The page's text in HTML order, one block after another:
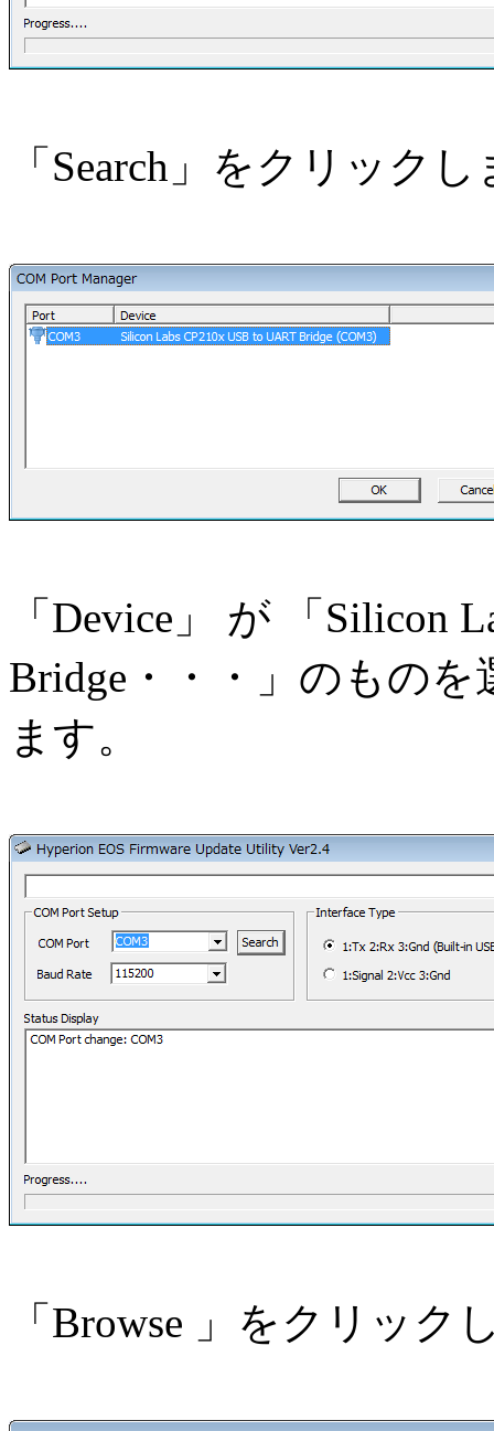
「Search」をクリック
「Device」 が 「Silicon
Bridge・・・」のもの
ます。
「Browse 」をクリック